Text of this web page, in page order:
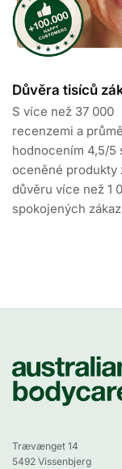
Důvěra tisíců
S více než 37 000
recenzemi a
hodnocením 4,5/5
oceněné produkty
důvěru více než 1
spokojených
Trævænget 14
5492 Vissenbjerg